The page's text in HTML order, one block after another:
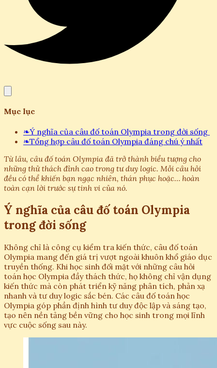
Mục lục
❧Ý nghĩa của câu đố toán Olympia trong đời sống
❧Tổng hợp câu đố toán Olympia đáng chú ý nhất
Từ lâu, câu đố toán Olympia đã trở thành biểu tượng cho
những thử thách đỉnh cao trong tư duy logic. Mỗi câu hỏi
đều có thể khiến bạn ngạc nhiên, thán phục hoặc… hoàn
toàn cạn lời trước sự tinh vi của nó.
Ý nghĩa của câu đố toán Olympia
trong đời sống
Không chỉ là công cụ kiểm tra kiến thức, câu đố toán
Olympia mang đến giá trị vượt ngoài khuôn khổ giáo dục
truyền thống. Khi học sinh đối mặt với những câu hỏi
toán học Olympia đầy thách thức, họ không chỉ vận dụng
kiến thức mà còn phát triển kỹ năng phân tích, phản xạ
nhanh và tư duy logic sắc bén. Các câu đố toán học
Olympia góp phần định hình tư duy độc lập và sáng tạo,
tạo nên nền tảng bền vững cho học sinh trong mọi lĩnh
vực cuộc sống sau này.